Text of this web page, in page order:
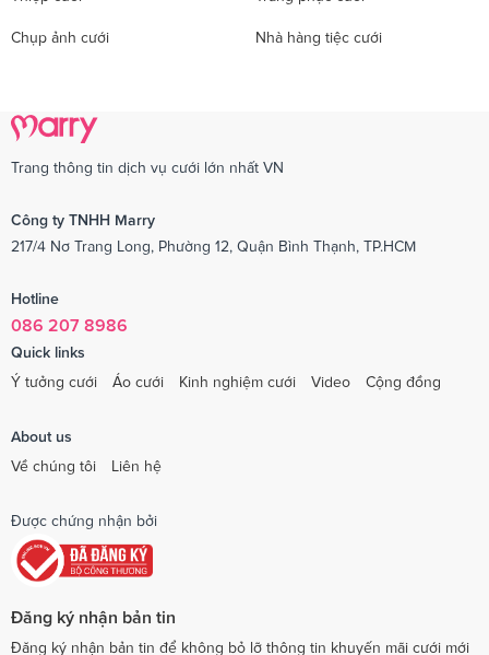
Chụp ảnh cưới Nhà hàng tiệc cưới
Trang thông tin dịch vụ cưới lớn nhất VN
Công ty TNHH Marry
217/4 Nơ Trang Long, Phường 12, Quận Bình Thạnh, TP.HCM
Hotline
086 207 8986
Quick links
Ý tưởng cưới
Áo cưới Kinh nghiệm cưới Video Cộng đồng
About us
Về chúng tôi
Liên hệ
Được chứng nhận bởi
Đăng ký nhận bản tin
Đăng ký nhận bản tin để không bỏ lỡ thông tin khuyến mãi cưới mới